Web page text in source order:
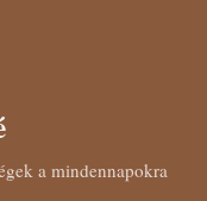
a mindennapokra